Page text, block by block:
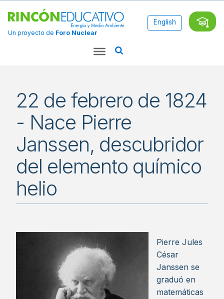
Un proyecto de Foro Nuclear
English
22 de febrero de 1824
- Nace Pierre
Janssen, descubridor
del elemento químico
helio
Pierre Jules
César
Janssen se
graduó en
matemáticas